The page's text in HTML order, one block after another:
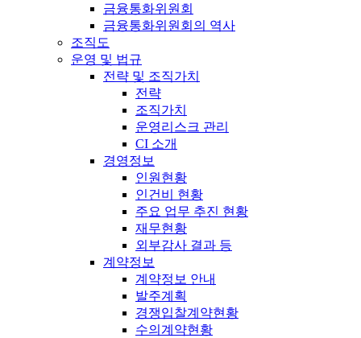
금융통화위원회
금융통화위원회의 역사
조직도
운영 및 법규
전략 및 조직가치
전략
조직가치
운영리스크 관리
CI 소개
경영정보
인원현황
인건비 현황
주요 업무 추진 현황
재무현황
외부감사 결과 등
계약정보
계약정보 안내
발주계획
경쟁입찰계약현황
수의계약현황